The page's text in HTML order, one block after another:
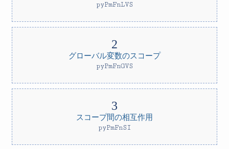
pyPmFnLVS
グローバル変数のスコープ
pyPmFnGVS
スコープ間の相互作用
pyPmFnSI